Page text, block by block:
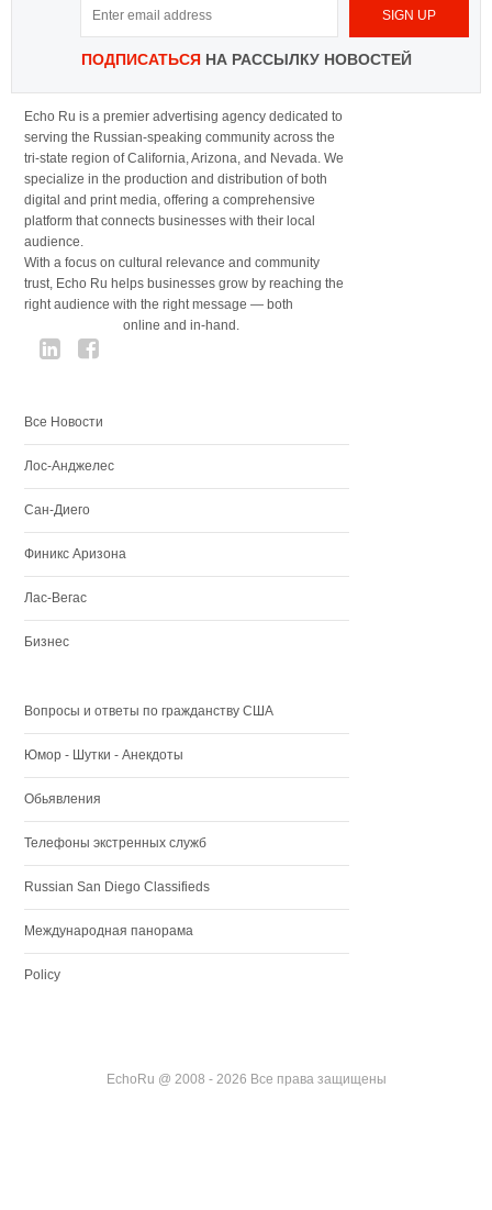
ПОДПИСАТЬСЯНА РАССЫЛКУ НОВОСТЕЙ
Echo Ru is a premier advertising agency dedicated to
serving the Russian-speaking community across the
tri-state region of California, Arizona, and Nevada. We
specialize in the production and distribution of both
digital and print media, offering a comprehensive
platform that connects businesses with their local
audience.
With a focus on cultural relevance and community
trust, Echo Ru helps businesses grow by reaching the
right audience with the right message — both
online and in-hand.
Все Новости
Лос-Анджелес
Сан-Диего
Финикс Аризона
Лас-Вегас
Бизнес
Вопросы и ответы по гражданству США
Юмор - Шутки - Анекдоты
Обьявления
Телефоны экстренных служб
Russian San Diego Classifieds
Международная панорама
Policy
EchoRu @ 2008 - 2026 Все права защищены